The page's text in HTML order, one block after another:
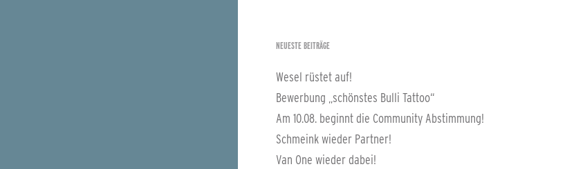
NEUESTE BEITRÄGE
Wesel rüstet auf!
Bewerbung „schönstes Bulli Tattoo“
Am 10.08. beginnt die Community Abstimmung!
Schmeink wieder Partner!
Van One wieder dabei!